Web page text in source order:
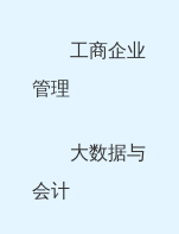
工商企业
管理
大数据与
会计